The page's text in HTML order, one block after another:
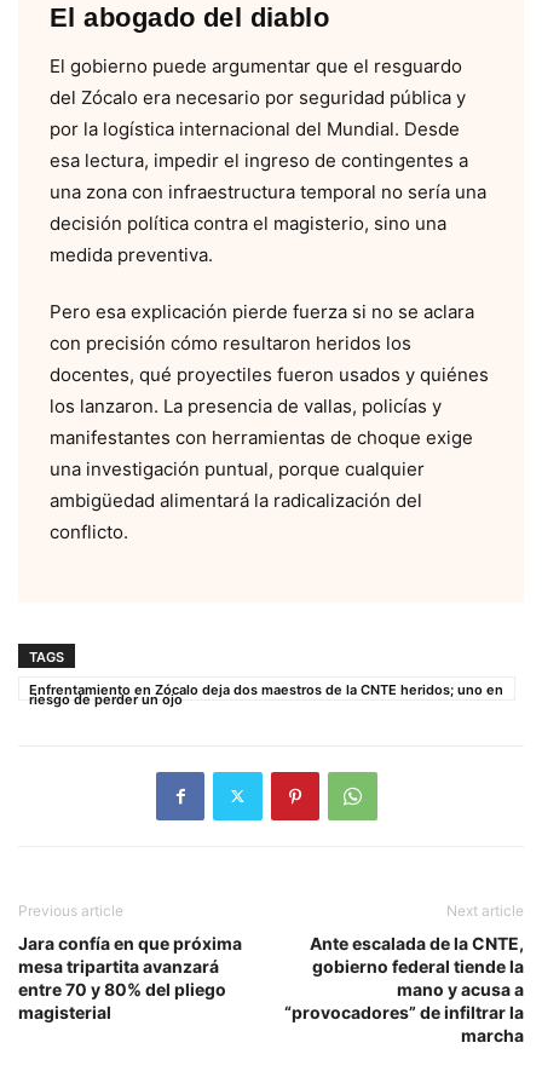
El abogado del diablo
El gobierno puede argumentar que el resguardo
del Zócalo era necesario por seguridad pública y
por la logística internacional del Mundial. Desde
esa lectura, impedir el ingreso de contingentes a
una zona con infraestructura temporal no sería una
decisión política contra el magisterio, sino una
medida preventiva.
Pero esa explicación pierde fuerza si no se aclara
con precisión cómo resultaron heridos los
docentes, qué proyectiles fueron usados y quiénes
los lanzaron. La presencia de vallas, policías y
manifestantes con herramientas de choque exige
una investigación puntual, porque cualquier
ambigüedad alimentará la radicalización del
conflicto.
TAGS
Enfrentamiento en Zócalo deja dos maestros de la CNTE heridos; uno en
riesgo de perder un ojo
Previous article
Jara confía en que próxima
mesa tripartita avanzará
entre 70 y 80% del pliego
magisterial
Next article
Ante escalada de la CNTE,
gobierno federal tiende la
mano y acusa a
“provocadores” de infiltrar la
marcha